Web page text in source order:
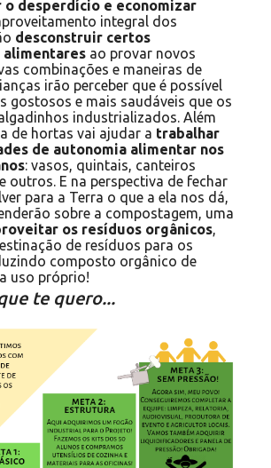
o desperdício e economizar
integral dos
desconstruir certos
alimentares ao provar novos
combinações e maneiras de
irão perceber que é possível
gostosos e mais saudáveis que os
industrializados. Além
de hortas vai ajudar a trabalhar
de autonomia alimentar nos
: vasos, quintais, canteiros
outros. E na perspectiva de fechar
para a Terra o que a ela nos dá,
sobre a compostagem, uma
os resíduos orgânicos,
de resíduos para os
composto orgânico de
uso próprio!
te quero...